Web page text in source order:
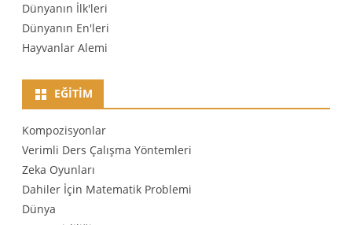
Dünyanın İlk'leri
Dünyanın En'leri
Hayvanlar Alemi
EĞITIM
Kompozisyonlar
Verimli Ders Çalışma Yöntemleri
Zeka Oyunları
Dahiler İçin Matematik Problemi
Dünya